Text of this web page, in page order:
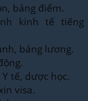
bảng điểm.
kinh tế tiếng
bảng lương.
tế, dược học.
visa.